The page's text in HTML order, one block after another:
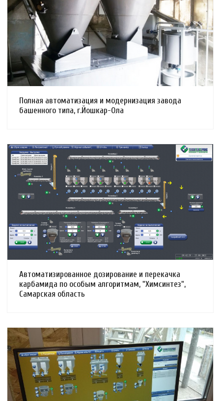
Смотреть проект
Полная автоматизация и модернизация завода
башенного типа, г.Йошкар-Ола
Смотреть проект
Автоматизированное дозирование и перекачка
карбамида по особым алгоритмам, "Химсинтез",
Самарская область